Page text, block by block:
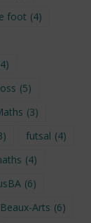
foot (4)
(5)
(3)
futsal (4)
(4)
(6)
Arts (6)